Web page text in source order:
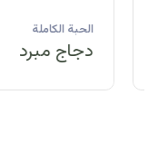
الحبة الكاملة
دجاج مبرد